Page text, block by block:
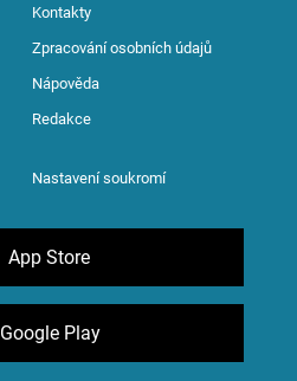
Kontakty
Zpracování osobních údajů
Nápověda
Redakce
Nastavení soukromí
App Store
Google Play